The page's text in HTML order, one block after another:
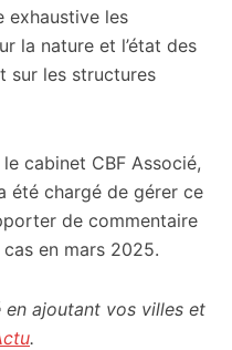
exhaustive les
la nature et l’état des
sur les structures
le cabinet CBF Associé,
été chargé de gérer ce
de commentaire
en mars 2025.
ajoutant vos villes et
.